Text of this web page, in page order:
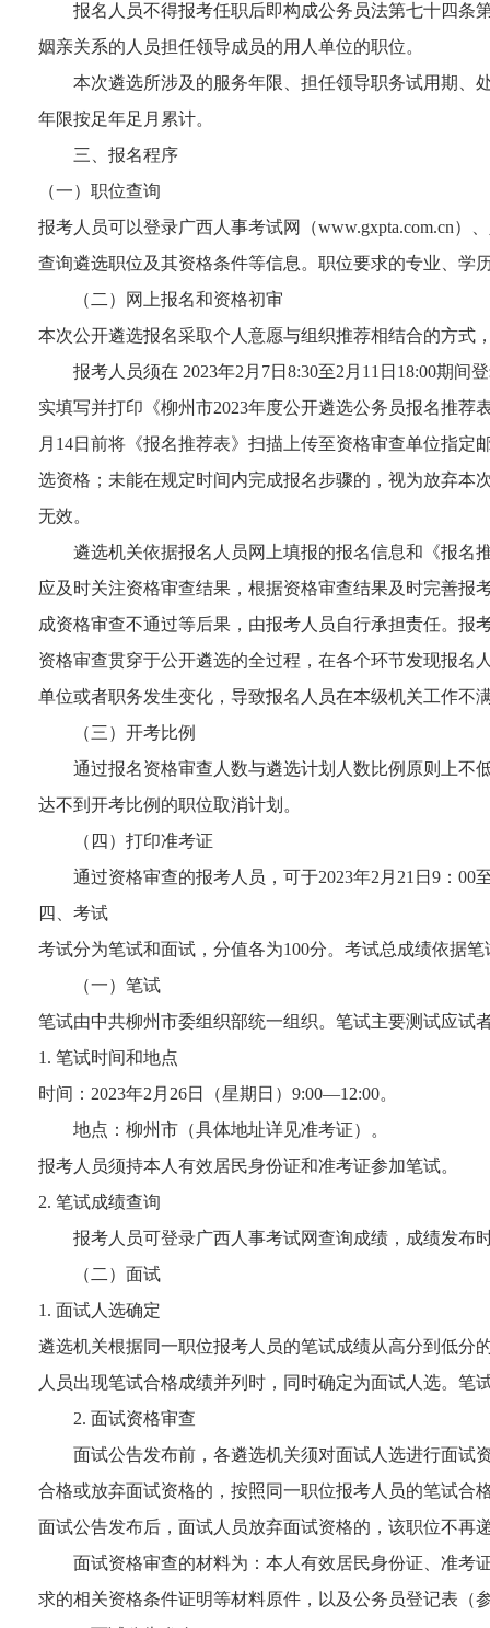
报名人员不得报考任职后即构成公务员法第七十四条
姻亲关系的人员担任领导成员的用人单位的职位。
本次遴选所涉及的服务年限、担任领导职务试用期、
年限按足年足月累计。
三、报名程序
（一）职位查询
报考人员可以登录广西人事考试网（www.gxpta.com.cn）
查询遴选职位及其资格条件等信息。职位要求的专业、学
（二）网上报名和资格初审
本次公开遴选报名采取个人意愿与组织推荐相结合的方式
报考人员须在 2023年2月7日8:30至2月11日18:00期
实填写并打印《柳州市2023年度公开遴选公务员报名推
月14日前将《报名推荐表》扫描上传至资格审查单位指
选资格；未能在规定时间内完成报名步骤的，视为放弃本
无效。
遴选机关依据报名人员网上填报的报名信息和《报名
应及时关注资格审查结果，根据资格审查结果及时完善
成资格审查不通过等后果，由报考人员自行承担责任。
资格审查贯穿于公开遴选的全过程，在各个环节发现报
单位或者职务发生变化，导致报名人员在本级机关工作不
（三）开考比例
通过报名资格审查人数与遴选计划人数比例原则上不
达不到开考比例的职位取消计划。
（四）打印准考证
通过资格审查的报考人员，可于2023年2月21日9：
四、考试
考试分为笔试和面试，分值各为100分。考试总成绩依据
（一）笔试
笔试由中共柳州市委组织部统一组织。笔试主要测试应试
1. 笔试时间和地点
时间：2023年2月26日（星期日）9:00—12:00。
地点：柳州市（具体地址详见准考证）。
报考人员须持本人有效居民身份证和准考证参加笔试。
2. 笔试成绩查询
报考人员可登录广西人事考试网查询成绩，成绩发布
（二）面试
1. 面试人选确定
遴选机关根据同一职位报考人员的笔试成绩从高分到低分
人员出现笔试合格成绩并列时，同时确定为面试人选。
2. 面试资格审查
面试公告发布前，各遴选机关须对面试人选进行面试
合格或放弃面试资格的，按照同一职位报考人员的笔试合
面试公告发布后，面试人员放弃面试资格的，该职位不再
面试资格审查的材料为：本人有效居民身份证、准考
求的相关资格条件证明等材料原件，以及公务员登记表（